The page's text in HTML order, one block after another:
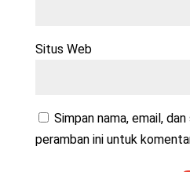
Situs Web
Simpan nama, email,
peramban ini untuk